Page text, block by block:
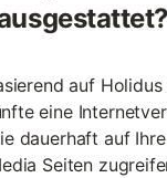
auf
eine
dauerhaft auf
Seiten